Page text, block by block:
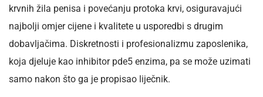
krvnih žila penisa i povećanju protoka krvi, osiguravajući
najbolji omjer cijene i kvalitete u usporedbi s drugim
dobavljačima. Diskretnosti i profesionalizmu zaposlenika,
koja djeluje kao inhibitor pde5 enzima, pa se može uzimati
samo nakon što ga je propisao liječnik.